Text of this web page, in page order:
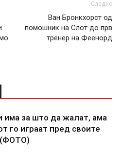
Следно
Ван Бронкхорст од
помошник на Слот до прв
тренер на Феенорд
има за што да жалат, ама
го играат пред своите